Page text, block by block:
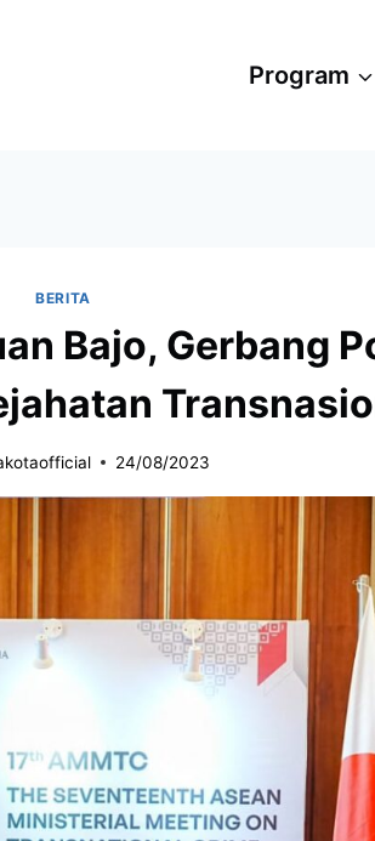
Program
BERITA
Bajo, Gerbang
24/08/2023